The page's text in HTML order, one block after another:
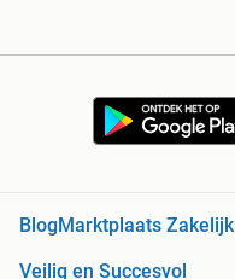
BlogMarktplaats Zakelijk
Veilig en Succesvol